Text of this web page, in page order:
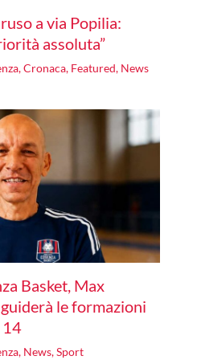
a via Popilia:
assoluta”
,Cronaca, Featured, News
Basket, Max
le formazioni
14
, News,Sport